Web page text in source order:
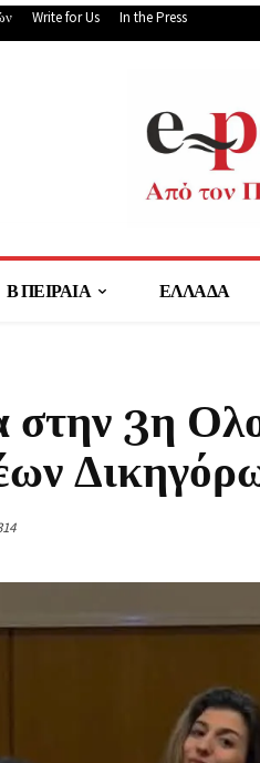
Write for Us In the Press
Β ΠΕΙΡΑΙΑ ΕΛΛΑΔΑ
3η